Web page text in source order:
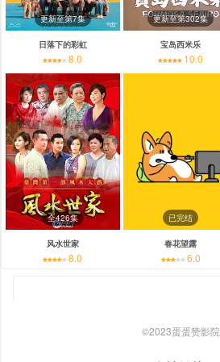
更新至第7集
日落下的彩虹
8.0
更新至第302集
宝岛西米乐
10.0
全426集
风水世家
8.0
已完结
春花望露
6.0
©2023蛋蛋赞影院